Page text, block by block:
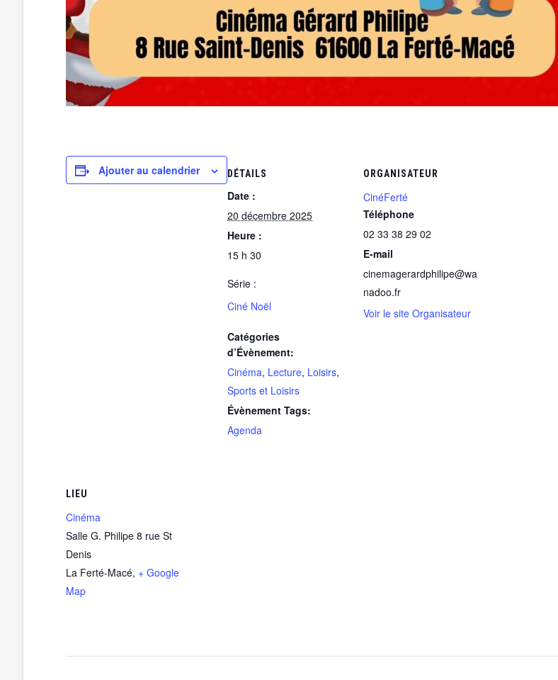
Ajouter au calendrier DÉTAILS
Date :
20 décembre 2025
Heure :
15 h 30
Série :
Ciné Noël
Catégories
d’Évènement:
Cinéma, Lecture, Loisirs,
Sports et Loisirs
Évènement Tags:
Agenda
ORGANISATEUR
CinéFerté
Téléphone
02 33 38 29 02
E-mail
cinemagerardphilipe@wa
nadoo.fr
Voir le site Organisateur
LIEU
Cinéma
Salle G. Philipe 8 rue St
Denis
La Ferté-Macé, + Google
Map